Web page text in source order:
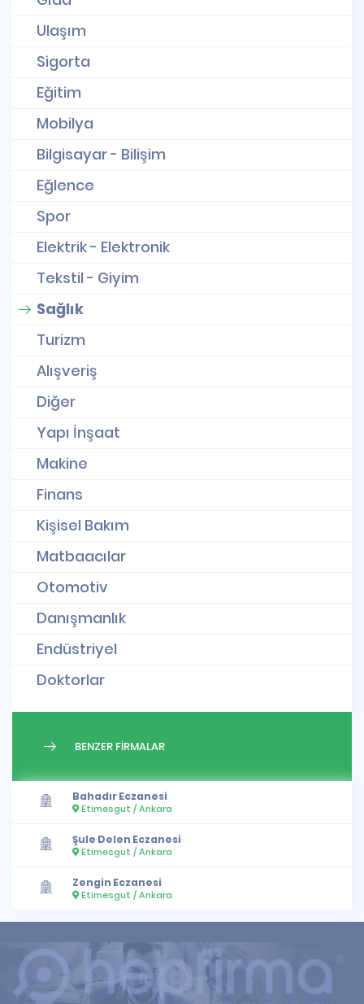
Ulaşım
Sigorta
Eğitim
Mobilya
Bilgisayar - Bilişim
Eğlence
Spor
Elektrik - Elektronik
Tekstil - Giyim
Sağlık
Turizm
Alışveriş
Diğer
Yapı İnşaat
Makine
Finans
Kişisel Bakım
Matbaacılar
Otomotiv
Danışmanlık
Endüstriyel
Doktorlar
BENZER FİRMALAR
Bahadır Eczanesi
Etimesgut / Ankara
Şule Delen Eczanesi
Etimesgut / Ankara
Zengin Eczanesi
Etimesgut / Ankara